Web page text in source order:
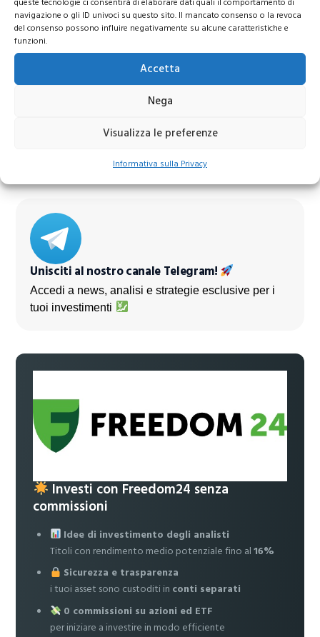
navigazione o gli ID univoci su questo sito. Il mancato consenso o la revoca
del consenso possono influire negativamente su alcune caratteristiche e
funzioni.
Accetta
Nega
Visualizza le preferenze
Informativa sulla Privacy
Azioni banche europee da mettere nel mirino nei
Unisciti al nostro canale Telegram!
Accedi a news, analisi e strategie esclusive per i
tuoi investimenti
Investi con Freedom24 senza
commissioni
Idee di investimento degli analisti
Titoli con rendimento medio potenziale fino al16%
Sicurezza e trasparenza
i tuoi asset sono custoditi in conti separati
0 commissioni su azioni ed ETF
per iniziare a investire in modo efficiente